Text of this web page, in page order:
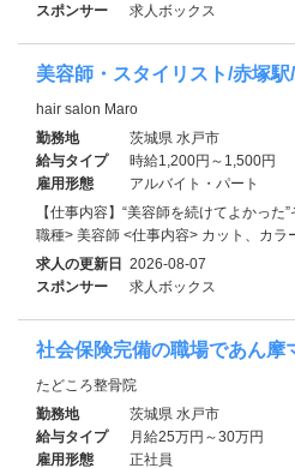
スポンサー
求人ボックス
美容師・スタイリスト/赤塚
hair salon Maro
勤務地
茨城県 水戸市
給与タイプ
時給1,200円～1,500円
雇用形態
アルバイト・パート
【仕事内容】“美容師を続けてよかっ
職種> 美容師 <仕事内容> カット、カラ
求人の更新日 2026-08-07
スポンサー
求人ボックス
社会保険完備の職場であん摩
たどころ整骨院
勤務地
茨城県 水戸市
給与タイプ
月給25万円～30万円
雇用形態
正社員